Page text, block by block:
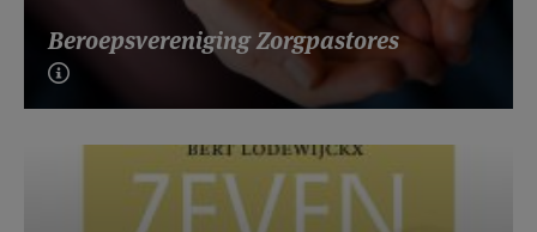
Beroepsvereniging Zorgpastores